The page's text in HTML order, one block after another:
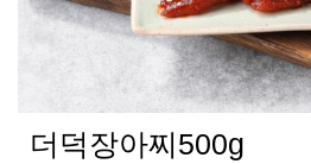
더덕장아찌500g